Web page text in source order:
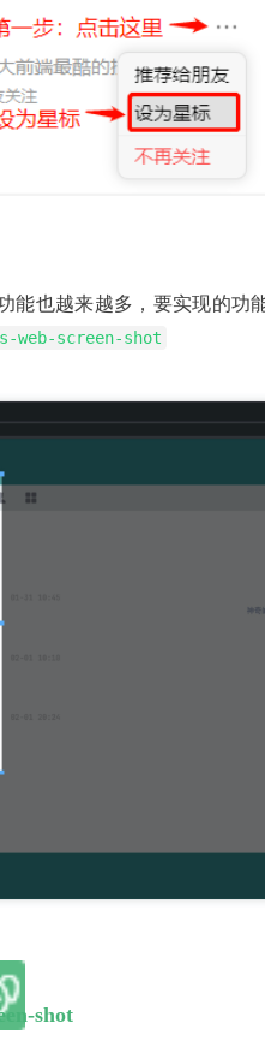
能也越来越多，要实现的功
web-screen-shot
shot